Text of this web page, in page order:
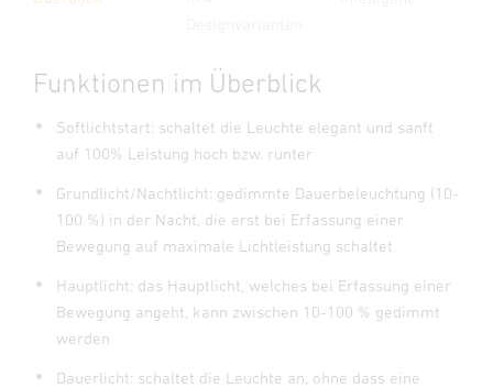
Funktionen im Überblick
Softlichtstart: schaltet die Leuchte elegant und sanft
auf 100% Leistung hoch bzw. runter
Grundlicht/Nachtlicht: gedimmte Dauerbeleuchtung (10-
100 %) in der Nacht, die erst bei Erfassung einer
Bewegung auf maximale Lichtleistung schaltet
Hauptlicht: das Hauptlicht, welches bei Erfassung einer
Bewegung angeht, kann zwischen 10-100 % gedimmt
werden
Dauerlicht: schaltet die Leuchte an, ohne dass eine